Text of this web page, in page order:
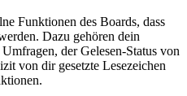
Funktionen des Boards, dass
Dazu gehören dein
der Gelesen-Status von
von dir gesetzte Lesezeichen